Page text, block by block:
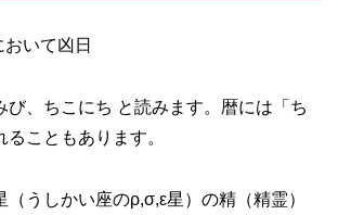
いて凶日
び、ちこにち と読みます。暦には「ち
こともあります。
（うしかい座のρ,σ,ε星）の精（精霊）